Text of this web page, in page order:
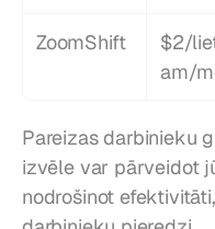
ZoomShift
$2/
am/
Pareizas darbinieku
izvēle var pārveidot
nodrošinot